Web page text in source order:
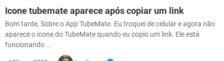
Icone tubemate aparece após copiar um link
Bom tarde, Sobre o App TubeMate. Eu troquei de celular e agora não
aparece o icone do TubeMate quando eu copio um link. Ele está
funcionando ...